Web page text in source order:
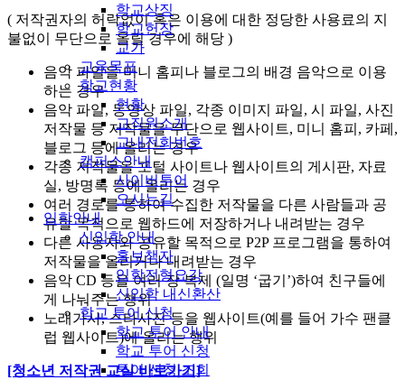
학교상징
학교헌장
교가
교육목표
학교현황
현황
교직원소개
교내전화번호
캠퍼스안내
사이버투어
오시는길
입학안내
신입학 안내
홍보책자
입학전형요강
신입학 내신환산
학교 투어 신청
학교 투어 안내
학교 투어 신청
투어 신청 조회
( 저작권자의 허락없이 혹은 이용에 대한 정당한 사용료의 지
불없이 무단으로 올릴 경우에 해당 )
음악 파일을 미니 홈피나 블로그의 배경 음악으로 이용
하는 경우
음악 파일, 동영상 파일, 각종 이미지 파일, 시 파일, 사진
저작물 등 저작물을 무단으로 웹사이트, 미니 홈피, 카페,
블로그 등에 올리는 경우
각종 저작물을 포털 사이트나 웹사이트의 게시판, 자료
실, 방명록 등에 올리는 경우
여러 경로를 통하여 수집한 저작물을 다른 사람들과 공
유할 목적으로 웹하드에 저장하거나 내려받는 경우
다른 사용자와 공유할 목적으로 P2P 프로그램을 통하여
저작물을 올리거나 내려받는 경우
음악 CD 등을 여러 장 복제 (일명 ‘굽기’)하여 친구들에
게 나눠주는 행위
노래가사, 스타사진 등을 웹사이트(예를 들어 가수 팬클
럽 웹사이트)에 올리는 행위
[청소년 저작권 교실 바로가기]